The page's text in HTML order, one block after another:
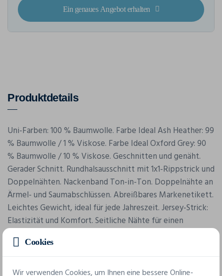
Ein genaues Angebot erhalten
Produktdetails
Uni-Farben: 100 % Baumwolle. Farbe Ideal Ash Heather: 99
% Baumwolle / 1 % Viskose. Farbe Ideal Oxford Grey: 90
% Baumwolle / 10 % Viskose. Geschnitten und genäht.
Gerader Schnitt. Rundhalsausschnitt mit 1x1-Rippstrick und
Doppelnähten. Nackenband Ton-in-Ton. Doppelnähte an
Ärmel- und Saumabschlüssen. Abreißbares Markenetikett.
Leichtes Gewicht, ideal für jede Jahreszeit. Jersey-Strick:
Elastizität und Komfort. Seitliche Nähte für einen
Cookies
Wir verwenden Cookies, um Ihnen eine bessere Online-